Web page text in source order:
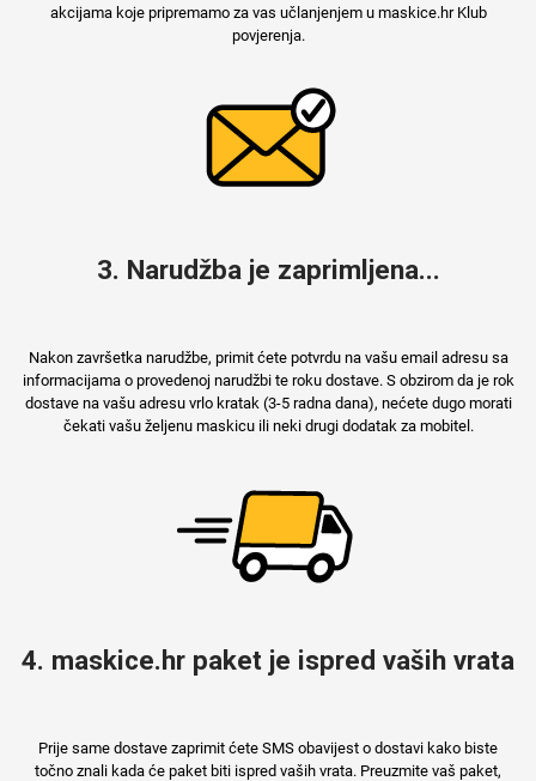
akcijama koje pripremamo za vas učlanjenjem u maskice.hr Klub
povjerenja.
3. Narudžba je zaprimljena...
Nakon završetka narudžbe, primit ćete potvrdu na vašu email adresu sa
informacijama o provedenoj narudžbi te roku dostave. S obzirom da je rok
dostave na vašu adresu vrlo kratak (3-5 radna dana), nećete dugo morati
čekati vašu željenu maskicu ili neki drugi dodatak za mobitel.
4. maskice.hr paket je ispred vaših vrata
Prije same dostave zaprimit ćete SMS obavijest o dostavi kako biste
točno znali kada će paket biti ispred vaših vrata. Preuzmite vaš paket,